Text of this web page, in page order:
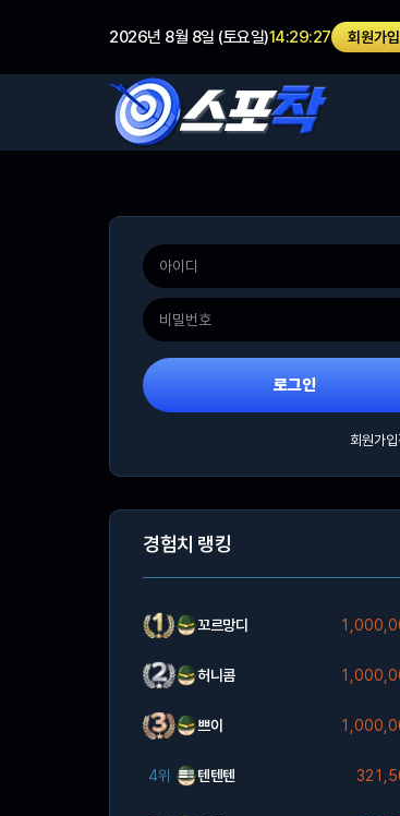
2026년 8월 8일 (토요일)14:29:27 회원가입
로그인
회원가입
경험치 랭킹
꼬르망디
허니콤
쁘이
4위 텐텐텐